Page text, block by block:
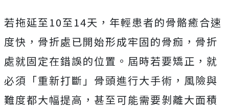
若拖延至10至14天，年輕患者的骨骼癒合速
度快，骨折處已開始形成牢固的骨痂，骨折
處就固定在錯誤的位置。屆時若要矯正，就
必須「重新打斷」骨頭進行大手術，風險與
難度都大幅提高，甚至可能需要剝離大面積